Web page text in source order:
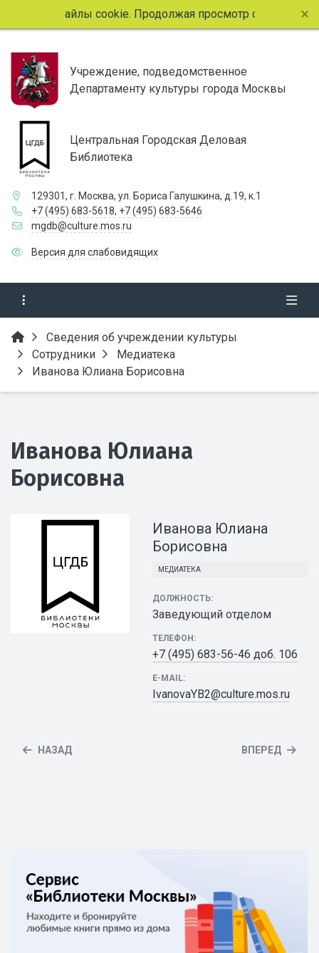
файлы cookie. Продолжая просмотр страниц
Учреждение, подведомственное
Департаменту культуры города Москвы
Центральная Городская Деловая
Библиотека
129301, г. Москва, ул. Бориса Галушкина, д.19, к.1
+7 (495) 683-5618, +7 (495) 683-5646
mgdb@culture.mos.ru
Версия для слабовидящих
Сведения об учреждении культуры
Сотрудники
Медиатека
Иванова Юлиана Борисовна
Иванова Юлиана
Борисовна
Иванова Юлиана
Борисовна
МЕДИАТЕКА
ДОЛЖНОСТЬ:
Заведующий отделом
ТЕЛЕФОН:
+7 (495) 683-56-46 доб. 106
E-MAIL:
IvanovaYB2@culture.mos.ru
НАЗАД ВПЕРЕД